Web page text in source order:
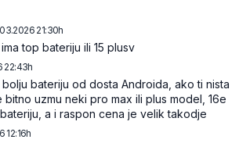
21:30h
top bateriju ili 15 plusv
22:43h
bateriju od dosta Androida, ako ti nista
bitno uzmu neki pro max ili plus model, 16e
a i raspon cena je velik takodje
12:16h